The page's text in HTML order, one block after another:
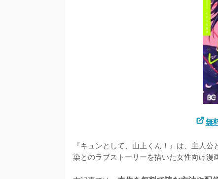
無
『キュンとして、山上くん！』は、主人
染とのラブストーリーを描いた女性向け漫